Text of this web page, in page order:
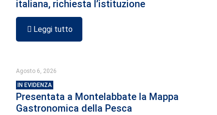
italiana, richiesta l’istituzione
Leggi tutto
Agosto 6, 2026
IN EVIDENZA
Presentata a Montelabbate la Mappa
Gastronomica della Pesca